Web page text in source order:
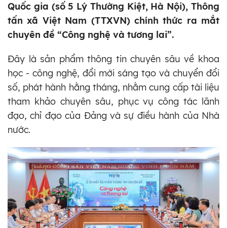
Quốc gia (số 5 Lý Thường Kiệt, Hà Nội), Thông
tấn xã Việt Nam (TTXVN) chính thức ra mắt
chuyên đề “Công nghệ và tương lai”.
Đây là sản phẩm thông tin chuyên sâu về khoa
học - công nghệ, đổi mới sáng tạo và chuyển đổi
số, phát hành hằng tháng, nhằm cung cấp tài liệu
tham khảo chuyên sâu, phục vụ công tác lãnh
đạo, chỉ đạo của Đảng và sự điều hành của Nhà
nước.